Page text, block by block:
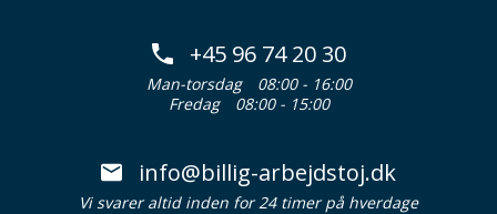
+45 96 74 20 30
Man-torsdag
08:00 - 16:00
Fredag
08:00 - 15:00
info@billig-arbejdstoj.dk
Vi svarer altid inden for 24 timer på hverdage